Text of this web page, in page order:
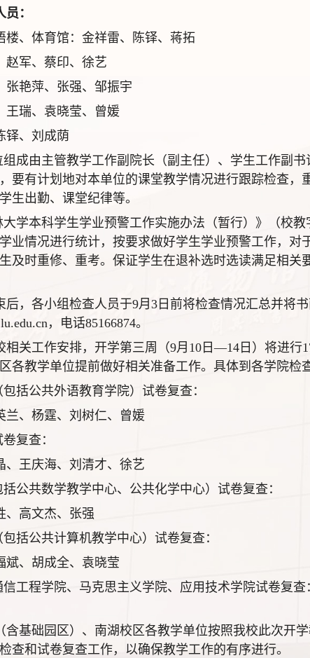
：
楼、体育馆：金祥雷、陈铎、蒋拓
赵军、蔡印、徐艺
张艳萍、张强、邹振宇
王瑞、袁晓莹、曾媛
铎、刘成荫
组成由主管教学工作副院长（副主任）、学生工作副
要有计划地对本单位的课堂教学情况进行跟踪检查，
生出勤、课堂纪律等。
大学本科学生学业预警工作实施办法（暂行）》（校
业情况进行统计，按要求做好学生学业预警工作，对
及时重修、重考。保证学生在退补选时选读满足相关
后，各小组检查人员于9月3日前将检查情况汇总并将
，电话85166874。
相关工作安排，开学第三周（9月10日—14日）将进行
各教学单位提前做好相关准备工作。具体到各学院检
括公共外语教育学院）试卷复查：
兰、杨霆、刘树仁、曾媛
复查：
、王庆海、刘清才、徐艺
公共数学教学中心、公共化学中心）试卷复查：
、高文杰、张强
括公共计算机教学中心）试卷复查：
斌、胡成全、袁晓莹
信工程学院、马克思主义学院、应用技术学院试卷复
含基础园区）、南湖校区各教学单位按照我校此次开
查和试卷复查工作，以确保教学工作的有序进行。